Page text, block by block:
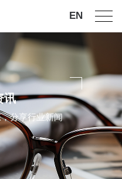
EN
讯
分享行业新闻